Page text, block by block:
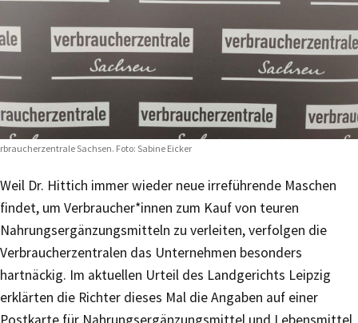
Sachsen. Foto: Sabine Eicker
Weil Dr. Hittich immer wieder neue irreführende Maschen
findet, um Verbraucher*innen zum Kauf von teuren
Nahrungsergänzungsmitteln zu verleiten, verfolgen die
Verbraucherzentralen das Unternehmen besonders
hartnäckig. Im aktuellen Urteil des Landgerichts Leipzig
erklärten die Richter dieses Mal die Angaben auf einer
Postkarte für Nahrungsergänzungsmittel und Lebensmittel